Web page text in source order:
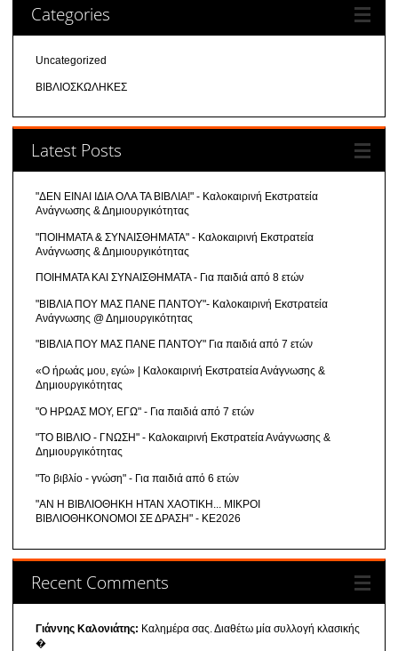
Categories
Uncategorized
ΒΙΒΛΙΟΣΚΩΛΗΚΕΣ
Latest Posts
"ΔΕΝ ΕΙΝΑΙ ΙΔΙΑ ΟΛΑ ΤΑ ΒΙΒΛΙΑ!" - Καλοκαιρινή Εκστρατεία
Ανάγνωσης & Δημιουργικότητας
"ΠΟΙΗΜΑΤΑ & ΣΥΝΑΙΣΘΗΜΑΤΑ" - Καλοκαιρινή Εκστρατεία
Ανάγνωσης & Δημιουργικότητας
ΠΟΙΗΜΑΤΑ ΚΑΙ ΣΥΝΑΙΣΘΗΜΑΤΑ - Για παιδιά από 8 ετών
"ΒΙΒΛΙΑ ΠΟΥ ΜΑΣ ΠΑΝΕ ΠΑΝΤΟΥ"- Καλοκαιρινή Εκστρατεία
Ανάγνωσης @ Δημιουργικότητας
"ΒΙΒΛΙΑ ΠΟΥ ΜΑΣ ΠΑΝΕ ΠΑΝΤΟΥ" Για παιδιά από 7 ετών
«Ο ήρωάς μου, εγώ» | Καλοκαιρινή Εκστρατεία Ανάγνωσης &
Δημιουργικότητας
"Ο ΗΡΩΑΣ ΜΟΥ, ΕΓΩ" - Για παιδιά από 7 ετών
"ΤΟ ΒΙΒΛΙΟ - ΓΝΩΣΗ" - Καλοκαιρινή Εκστρατεία Ανάγνωσης &
Δημιουργικότητας
"Το βιβλίο - γνώση" - Για παιδιά από 6 ετών
"ΑΝ Η ΒΙΒΛΙΟΘΗΚΗ ΗΤΑΝ ΧΑΟΤΙΚΗ... ΜΙΚΡΟΙ
ΒΙΒΛΙΟΘΗΚΟΝΟΜΟΙ ΣΕ ΔΡΑΣΗ" - ΚΕ2026
Recent Comments
Γιάννης Καλονιάτης: Καλημέρα σας. Διαθέτω μία συλλογή κλασικής
�